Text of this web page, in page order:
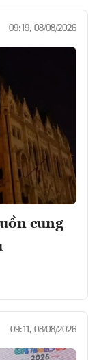
09:19, 08/08/2026
cung
09:11, 08/08/2026